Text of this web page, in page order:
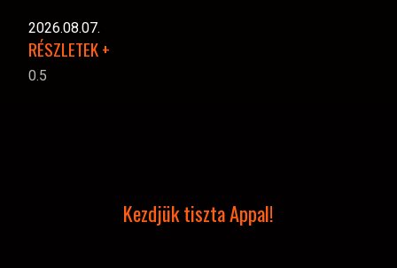
2026.08.07.
RÉSZLETEK +
Kezdjük tiszta Appal!